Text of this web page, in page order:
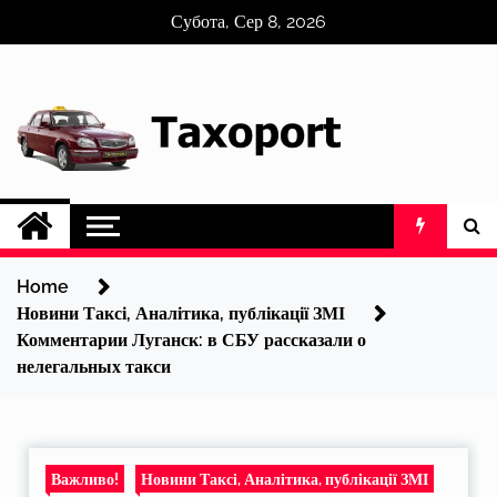
Субота, Сер 8, 2026
Home
Новини Таксі, Аналітика, публікації ЗМІ
Комментарии Луганск: в СБУ рассказали о
нелегальных такси
Важливо! Новини Таксі, Аналітика, публікації ЗМІ